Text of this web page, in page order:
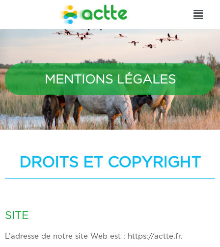
MENTIONS LÉGALES
DROITS ET COPYRIGHT
SITE
L’adresse de notre site Web est : https://actte.fr.